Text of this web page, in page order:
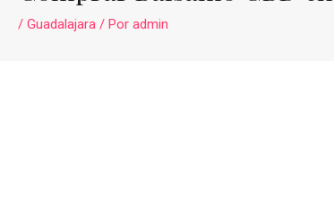
/ Guadalajara / Por admin